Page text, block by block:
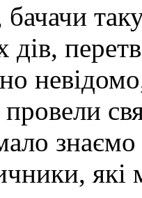
бачачи
дів,